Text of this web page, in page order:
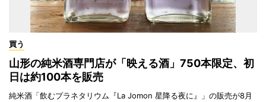
買う
山形の純米酒専門店が「映える酒」750本限定、初
日は約100本を販売
純米酒「飲むプラネタリウム『La Jomon 星降る夜に』」の販売が8月